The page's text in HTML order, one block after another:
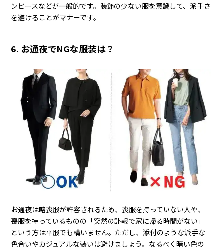
ンピースなどが一般的です。装飾の少ない服を意識して、派手さ
を避けることがマナーです。
6. お通夜でNGな服装は？
お通夜は略喪服が許容されるため、喪服を持っていない人や、
喪服を持っているものの「突然の訃報で家に帰る時間がない」
という方は平服でも構いません。ただし、添付のような派手な
色合いやカジュアルな装いは避けましょう。なるべく暗い色の